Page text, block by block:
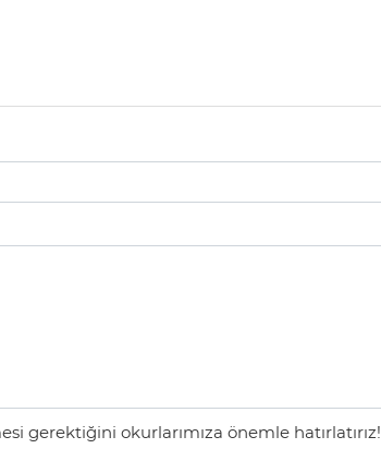
gerektiğini okurlarımıza önemle hatırlatırız!